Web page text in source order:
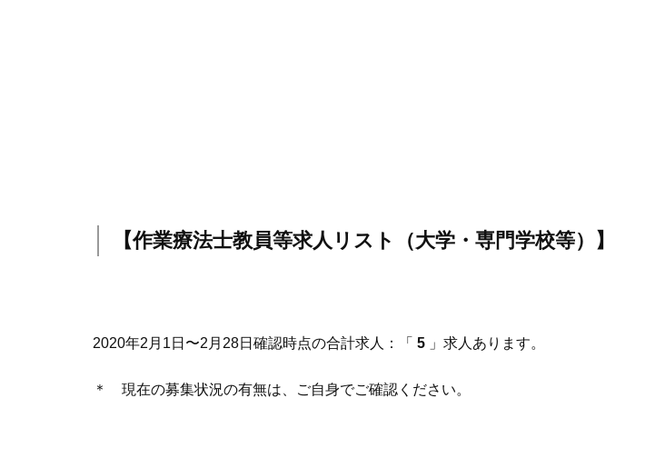
【作業療法士教員等求人リスト（大学・専門学校等）】
2020年2月1日〜2月28日確認時点の合計求人：「 5 」求人あります。
＊ 現在の募集状況の有無は、ご自身でご確認ください。